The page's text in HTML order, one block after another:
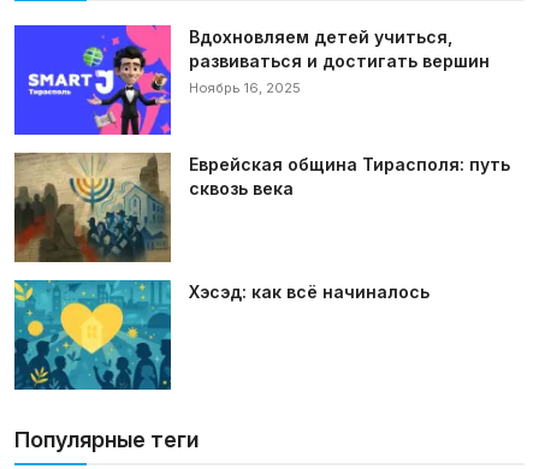
Вдохновляем детей учиться,
развиваться и достигать вершин
Ноябрь 16, 2025
Еврейская община Тирасполя: путь
сквозь века
Хэсэд: как всё начиналось
Популярные теги